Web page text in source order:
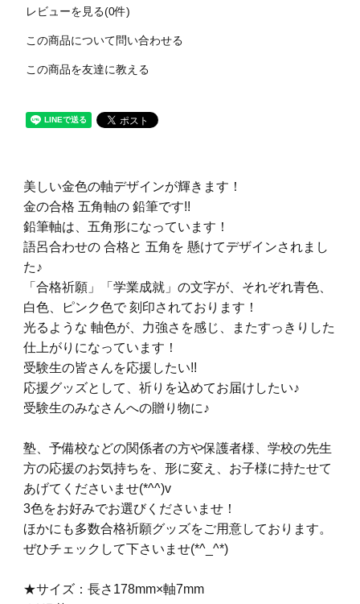
レビューを見る(0件)
この商品について問い合わせる
この商品を友達に教える
美しい金色の軸デザインが輝きます！
金の合格 五角軸の 鉛筆です!!
鉛筆軸は、五角形になっています！
語呂合わせの 合格と 五角を 懸けてデザインされまし
た♪
「合格祈願」「学業成就」の文字が、それぞれ青色、
白色、ピンク色で 刻印されております！
光るような 軸色が、力強さを感じ、またすっきりした
仕上がりになっています！
受験生の皆さんを応援したい!!
応援グッズとして、祈りを込めてお届けしたい♪
受験生のみなさんへの贈り物に♪
塾、予備校などの関係者の方や保護者様、学校の先生
方の応援のお気持ちを、形に変え、お子様に持たせて
あげてくださいませ(*^^)v
3色をお好みでお選びくださいませ！
ほかにも多数合格祈願グッズをご用意しております。
ぜひチェックして下さいませ(*^_^*)
★サイズ：長さ178mm×軸7mm